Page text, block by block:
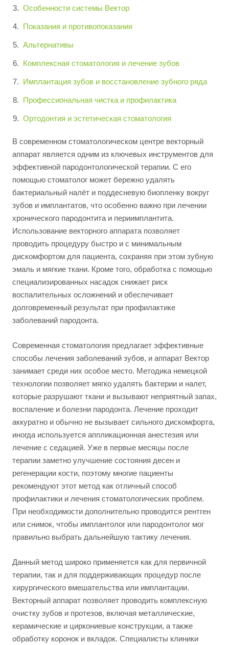
Особенности системы Вектор
Показания и противопоказания
Альтернативы
Комплексная стоматология и лечение зубов
Имплантация зубов и восстановление зубного ряда
Профессиональная чистка и профилактика
Ортодонтия и эстетическая стоматология
В современном стоматологическом центре векторный
аппарат является одним из ключевых инструментов для
эффективной пародонтологической терапии. С его
помощью стоматолог может бережно удалять
бактериальный налёт и поддесневую биопленку вокруг
зубов и имплантатов, что особенно важно при лечении
хронического пародонтита и периимплантита.
Использование векторного аппарата позволяет
проводить процедуру быстро и с минимальным
дискомфортом для пациента, сохраняя при этом зубную
эмаль и мягкие ткани. Кроме того, обработка с помощью
специализированных насадок снижает риск
воспалительных осложнений и обеспечивает
долговременный результат при профилактике
заболеваний пародонта.
Современная стоматология предлагает эффективные
способы лечения заболеваний зубов, и аппарат Вектор
занимает среди них особое место. Методика немецкой
технологии позволяет мягко удалять бактерии и налет,
которые разрушают ткани и вызывают неприятный запах,
воспаление и болезни пародонта. Лечение проходит
аккуратно и обычно не вызывает сильного дискомфорта,
иногда используется аппликационная анестезия или
лечение с седацией. Уже в первые месяцы после
терапии заметно улучшение состояния десен и
регенерации кости, поэтому многие пациенты
рекомендуют этот метод как отличный способ
профилактики и лечения стоматологических проблем.
При необходимости дополнительно проводится рентген
или снимок, чтобы имплантолог или пародонтолог мог
правильно выбрать дальнейшую тактику лечения.
Данный метод широко применяется как для первичной
терапии, так и для поддерживающих процедур после
хирургического вмешательства или имплантации.
Векторный аппарат позволяет проводить комплексную
очистку зубов и протезов, включая металлические,
керамические и циркониевые конструкции, а также
обработку коронок и вкладок. Специалисты клиники